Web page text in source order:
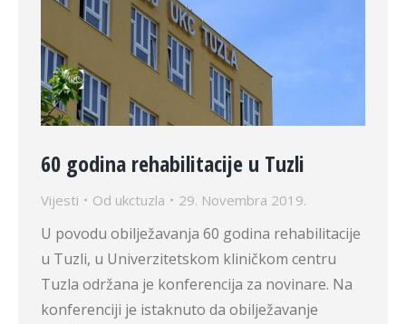
60 godina rehabilitacije u Tuzli
Vijesti Od ukctuzla 29. Novembra 2019.
U povodu obilježavanja 60 godina rehabilitacije
u Tuzli, u Univerzitetskom kliničkom centru
Tuzla održana je konferencija za novinare. Na
konferenciji je istaknuto da obilježavanje